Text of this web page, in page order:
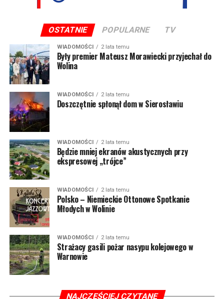
OSTATNIE POPULARNE TV
WIADOMOŚCI 2 lata temu
Były premier Mateusz Morawiecki przyjechał do
Wolina
WIADOMOŚCI 2 lata temu
Doszczętnie spłonął dom w Sierosławiu
WIADOMOŚCI 2 lata temu
Będzie mniej ekranów akustycznych przy
ekspresowej „trójce”
WIADOMOŚCI 2 lata temu
Polsko – Niemieckie Ottonowe Spotkanie
Młodych w Wolinie
WIADOMOŚCI 2 lata temu
Strażacy gasili pożar nasypu kolejowego w
Warnowie
NAJCZĘŚCIEJ CZYTANE